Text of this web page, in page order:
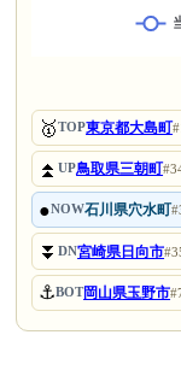
🥇TOP東京都大島町
⏫UP鳥取県三朝町
●NOW石川県穴水町
⏬DN宮崎県日向市
⚓BOT岡山県玉野市